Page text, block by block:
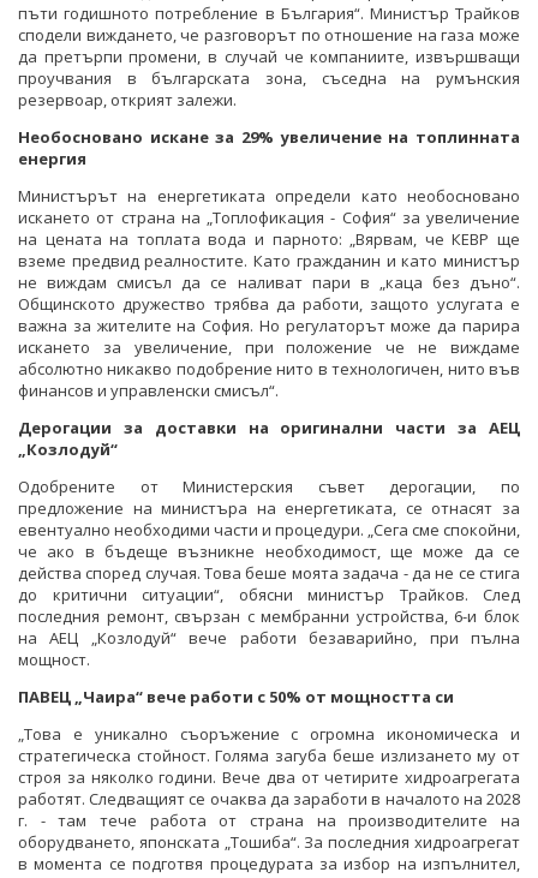
пъти годишното потребление в България“. Министър Трайков
сподели виждането, че разговорът по отношение на газа може
да претърпи промени, в случай че компаниите, извършващи
проучвания в българската зона, съседна на румънския
резервоар, открият залежи.
Необосновано искане за 29% увеличение на топлинната
енергия
Министърът на енергетиката определи като необосновано
искането от страна на „Топлофикация - София“ за увеличение
на цената на топлата вода и парното: „Вярвам, че КЕВР ще
вземе предвид реалностите. Като гражданин и като министър
не виждам смисъл да се наливат пари в „каца без дъно“.
Общинското дружество трябва да работи, защото услугата е
важна за жителите на София. Но регулаторът може да парира
искането за увеличение, при положение че не виждаме
абсолютно никакво подобрение нито в технологичен, нито във
финансов и управленски смисъл“.
Дерогации за доставки на оригинални части за АЕЦ
„Козлодуй“
Одобрените от Министерския съвет дерогации, по
предложение на министъра на енергетиката, се отнасят за
евентуално необходими части и процедури. „Сега сме спокойни,
че ако в бъдеще възникне необходимост, ще може да се
действа според случая. Това беше моята задача - да не се стига
до критични ситуации“, обясни министър Трайков. След
последния ремонт, свързан с мембранни устройства, 6-и блок
на АЕЦ „Козлодуй“ вече работи безаварийно, при пълна
мощност.
ПАВЕЦ „Чаира“ вече работи с 50% от мощността си
„Това е уникално съоръжение с огромна икономическа и
стратегическа стойност. Голяма загуба беше излизането му от
строя за няколко години. Вече два от четирите хидроагрегата
работят. Следващият се очаква да заработи в началото на 2028
г. - там тече работа от страна на производителите на
оборудването, японската „Тошиба“. За последния хидроагрегат
в момента се подготвя процедурата за избор на изпълнител,